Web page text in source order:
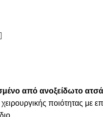
από ανοξείδωτο
ποιότητας με